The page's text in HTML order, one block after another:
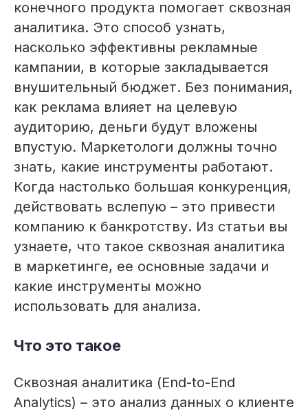
конечного продукта помогает сквозная
аналитика. Это способ узнать,
насколько эффективны рекламные
кампании, в которые закладывается
внушительный бюджет. Без понимания,
как реклама влияет на целевую
аудиторию, деньги будут вложены
впустую. Маркетологи должны точно
знать, какие инструменты работают.
Когда настолько большая конкуренция,
действовать вслепую – это привести
компанию к банкротству. Из статьи вы
узнаете, что такое сквозная аналитика
в маркетинге, ее основные задачи и
какие инструменты можно
использовать для анализа.
Что это такое
Сквозная аналитика (End-to-End
Analytics) – это анализ данных о клиенте